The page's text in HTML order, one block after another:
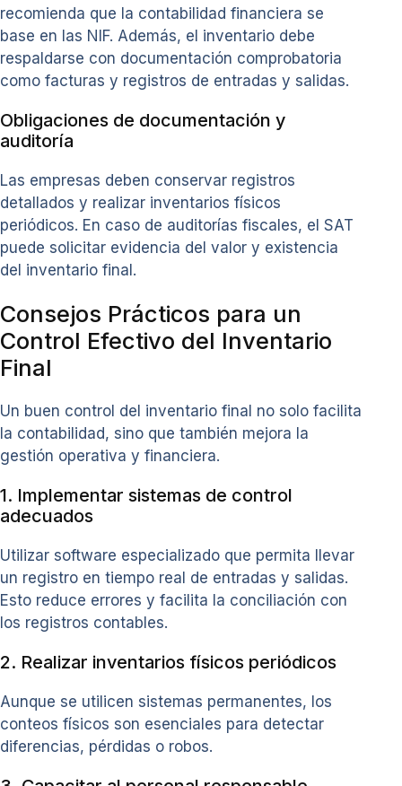
recomienda que la contabilidad financiera se
base en las NIF. Además, el inventario debe
respaldarse con documentación comprobatoria
como facturas y registros de entradas y salidas.
Obligaciones de documentación y
auditoría
Las empresas deben conservar registros
detallados y realizar inventarios físicos
periódicos. En caso de auditorías fiscales, el SAT
puede solicitar evidencia del valor y existencia
del inventario final.
Consejos Prácticos para un
Control Efectivo del Inventario
Final
Un buen control del inventario final no solo facilita
la contabilidad, sino que también mejora la
gestión operativa y financiera.
1. Implementar sistemas de control
adecuados
Utilizar software especializado que permita llevar
un registro en tiempo real de entradas y salidas.
Esto reduce errores y facilita la conciliación con
los registros contables.
2. Realizar inventarios físicos periódicos
Aunque se utilicen sistemas permanentes, los
conteos físicos son esenciales para detectar
diferencias, pérdidas o robos.